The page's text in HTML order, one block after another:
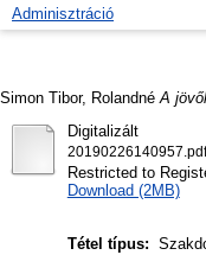
Adminisztráció
Simon Tibor, Rolandné A
Digitalizált
20190226140957.pdf
Restricted to
Download (2MB)
Tétel típus: